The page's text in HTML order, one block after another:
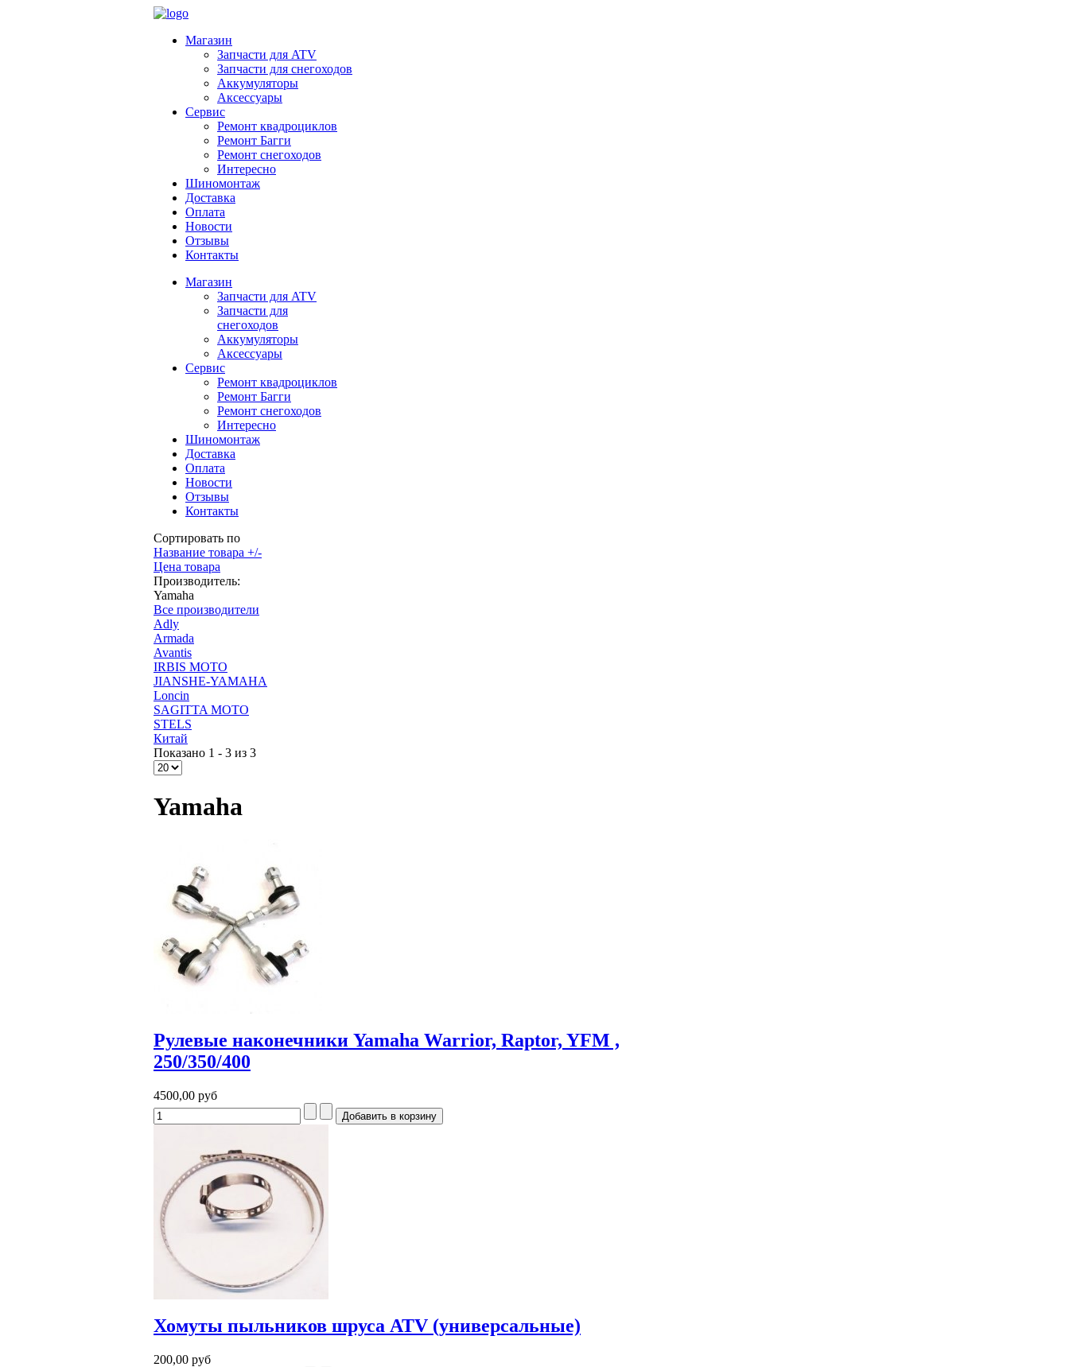
Магазин
Запчасти для ATV
Запчасти для снегоходов
Аккумуляторы
Аксессуары
Сервис
Ремонт квадроциклов
Ремонт Багги
Ремонт снегоходов
Интересно
Шиномонтаж
Доставка
Оплата
Новости
Отзывы
Контакты
Магазин
Запчасти для ATV
Запчасти для
снегоходов
Аккумуляторы
Аксессуары
Сервис
Ремонт квадроциклов
Ремонт Багги
Ремонт снегоходов
Интересно
Шиномонтаж
Доставка
Оплата
Новости
Отзывы
Контакты
Сортировать по
Название товара +/-
Цена товара
Производитель:
Yamaha
Все производители
Adly
Armada
Avantis
IRBIS MOTO
JIANSHE-YAMAHA
Loncin
SAGITTA MOTO
STELS
Китай
Показано 1 - 3 из 3
Yamaha
Рулевые наконечники Yamaha Warrior, Raptor, YFM ,
250/350/400
4500,00 руб
Хомуты пыльников шруса ATV (универсальные)
200,00 руб